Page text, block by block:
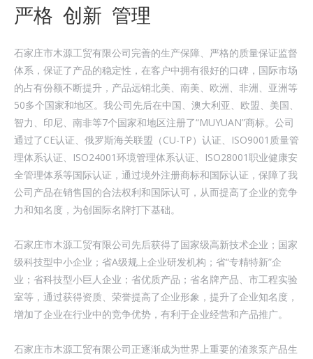
严格 创新 管理
石家庄市木源工贸有限公司完善的生产保障、严格的质量保证监督
体系，保证了产品的稳定性，在客户中拥有很好的口碑，国际市场
的占有份额不断提升，产品远销北美、南美、欧洲、非洲、亚洲等
50多个国家和地区。我公司先后在中国、澳大利亚、欧盟、美国、
智力、印尼、南非等7个国家和地区注册了“MUYUAN”商标。公司
通过了CE认证、俄罗斯海关联盟（CU-TP）认证、ISO9001质量管
理体系认证、ISO24001环境管理体系认证、ISO28001职业健康安
全管理体系等国际认证，通过境外注册商标和国际认证，保障了我
公司产品在销售国的合法权利和国际认可，从而提高了企业的竞争
力和知名度，为创国际名牌打下基础。
石家庄市木源工贸有限公司先后获得了国家级高新技术企业；国家
级科技型中小企业；省A级规上企业研发机构；省“专精特新”企
业；省科技型小巨人企业；省优质产品；省名牌产品、市工程实验
室等，通过获得资质、荣誉提高了企业形象，提升了企业知名度，
增加了企业在行业中的竞争优势，有利于企业经营和产品推广。
石家庄市木源工贸有限公司正逐渐成为世界上重要的渣浆泵产品生